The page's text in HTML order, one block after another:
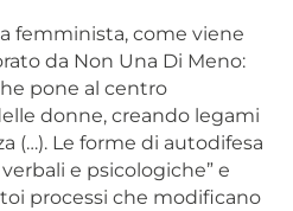
femminista, come viene
da Non Una Di Meno:
pone al centro
donne, creando legami
(…). Le forme di autodifesa
e psicologiche” e
processi che modificano